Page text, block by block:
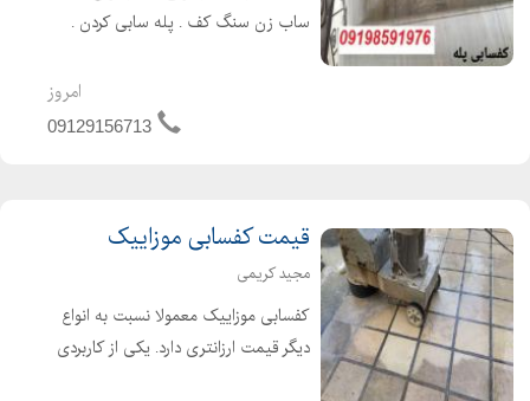
ساب زن سنگ کف . پله سابی کردن .
امروز
09129156713
قیمت کفسابی موزاییک
مجید کریمی
کفسابی موزاییک معمولا نسبت به انواع
دیگر قیمت ارزانتری دارد. یکی از کاربردی